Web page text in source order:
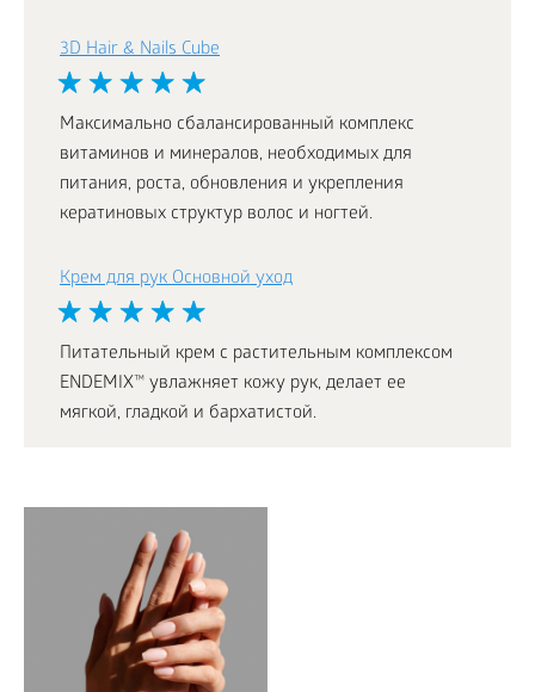
3D Hair & Nails Cube
Максимально сбалансированный комплекс
витаминов и минералов, необходимых для
питания, роста, обновления и укрепления
кератиновых структур волос и ногтей.
Крем для рук Основной уход
Питательный крем с растительным комплексом
ENDEMIX™ увлажняет кожу рук, делает ее
мягкой, гладкой и бархатистой.